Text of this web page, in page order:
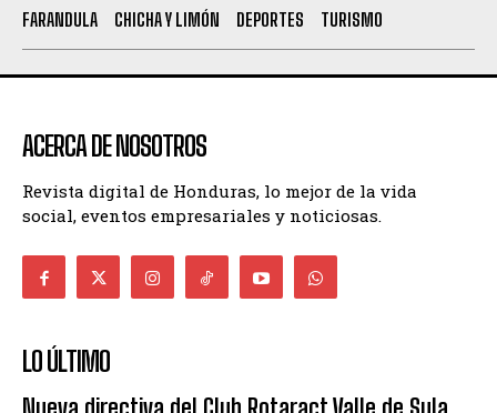
FARANDULA
CHICHA Y LIMÓN DEPORTES TURISMO
ACERCA DE NOSOTROS
Revista digital de Honduras, lo mejor de la vida
social, eventos empresariales y noticiosas.
LO ÚLTIMO